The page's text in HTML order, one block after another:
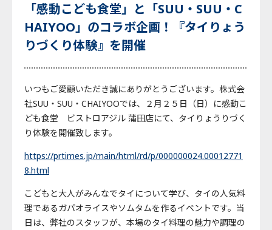
「感動こども食堂」と「SUU・SUU・C
HAIYOO」のコラボ企画！『タイりょう
りづくり体験』を開催
いつもご愛顧いただき誠にありがとうございます。株式会
社SUU・SUU・CHAIYOOでは、２月２５日（日）に感動こ
ども食堂 ビストロアジル 蒲田店にて、タイりょうりづく
り体験を開催致します。
https://prtimes.jp/main/html/rd/p/000000024.00012771
8.html
こどもと大人がみんなでタイについて学び、タイの人気料
理であるガパオライスやソムタムを作るイベントです。当
日は、弊社のスタッフが、本場のタイ料理の魅力や調理の